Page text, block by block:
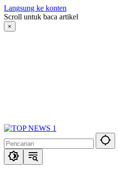
Langsung ke konten
Scroll untuk baca artikel
×